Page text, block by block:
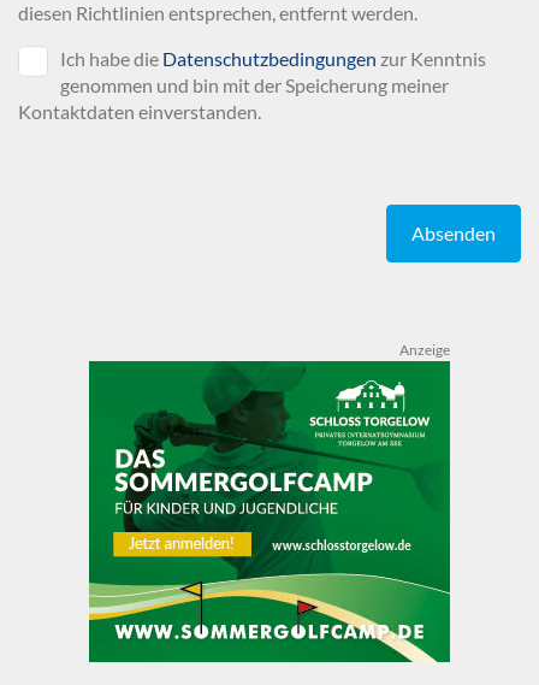
diesen Richtlinien entsprechen, entfernt werden.
Ich habe die Datenschutzbedingungen zur Kenntnis
genommen und bin mit der Speicherung meiner
Kontaktdaten einverstanden.
Absenden
Anzeige